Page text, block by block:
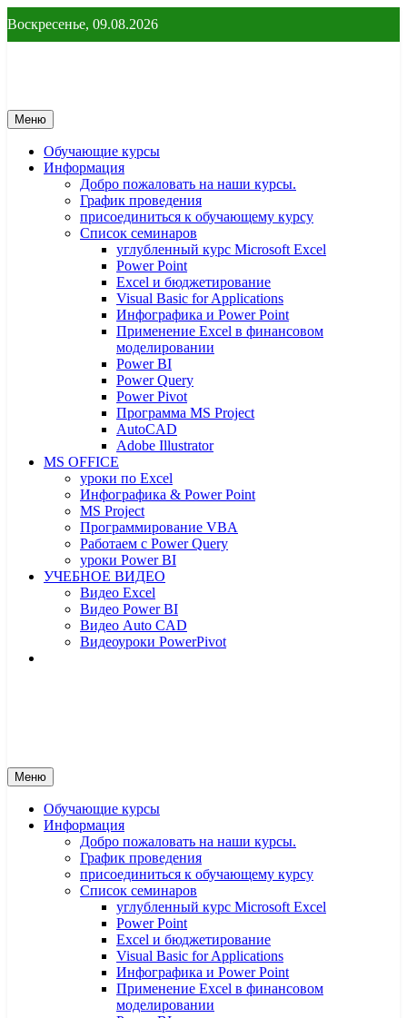
к
содержимому
Воскресенье, 09.08.2026
Меню
Обучающие курсы
Информация
Добро пожаловать на наши курсы.
График проведения
присоединиться к обучающему курсу
Список семинаров
углубленный курс Microsoft Excel
Power Point
Excel и бюджетирование
Visual Basic for Applications
Инфографика и Power Point
Применение Excel в финансовом
моделировании
Power BI
Power Query
Power Pivot
Программа MS Project
AutoCAD
Adobe Illustrator
MS OFFICE
уроки по Excel
Инфографика & Power Point
MS Project
Программирование VBA
Работаем с Power Query
уроки Power BI
УЧЕБНОЕ ВИДЕО
Видео Excel
Видео Power BI
Видео Auto CAD
Видеоуроки PowerPivot
Меню
Обучающие курсы
Информация
Добро пожаловать на наши курсы.
График проведения
присоединиться к обучающему курсу
Список семинаров
углубленный курс Microsoft Excel
Power Point
Excel и бюджетирование
Visual Basic for Applications
Инфографика и Power Point
Применение Excel в финансовом
моделировании